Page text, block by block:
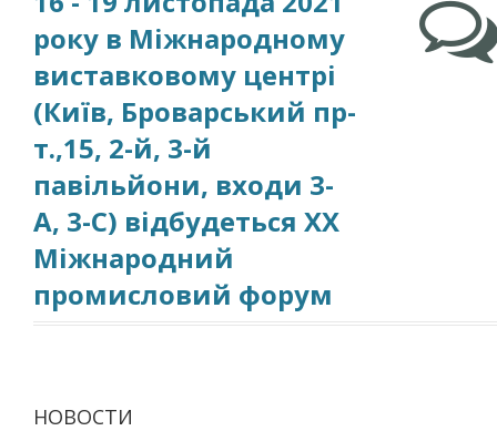
року в Міжнародному
виставковому центрі
(Київ, Броварський пр-
т.,15, 2-й, 3-й
павільйони, входи 3-
А, 3-С) відбудеться XX
Міжнародний
промисловий форум
НОВОСТИ